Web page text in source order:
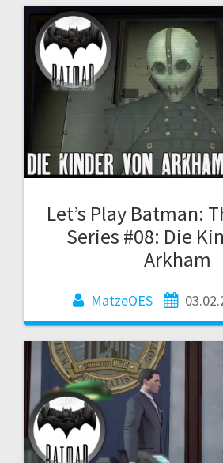
Let’s Play Batman:
Series #08: Die
Arkham
MatzeOES